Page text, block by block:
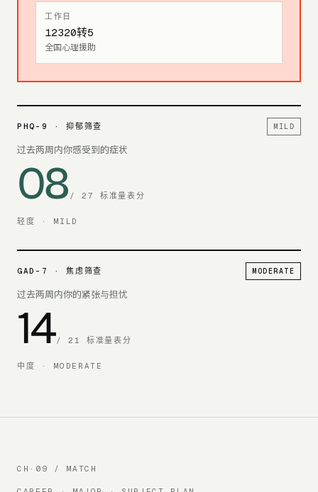
工作日
12320转5
全国心理援助
PHQ-9 ·抑郁筛查 MILD
过去两周内你感受到的症状
08 /27 标准量表分
轻度 · MILD
GAD-7 ·焦虑筛查 MODERATE
过去两周内你的紧张与担忧
14/21 标准量表分
中度 · MODERATE
CH·09 / MATCH